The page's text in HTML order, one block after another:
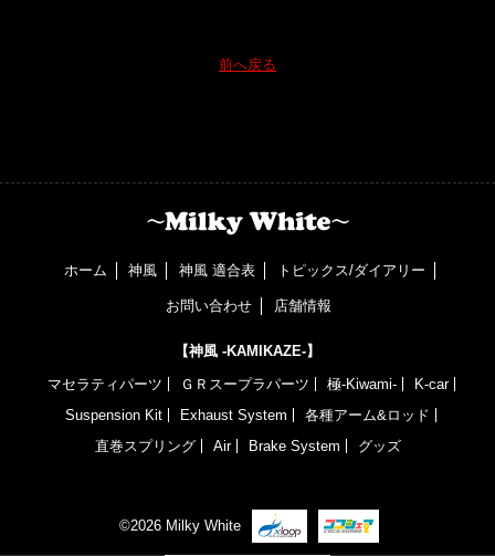
前へ戻る
ホーム 神風 神風 適合表 トピックス/ダイアリー
お問い合わせ 店舗情報
【神風 -KAMIKAZE-】
マセラティパーツ
ＧＲスープラパーツ 極-Kiwami-
K-car
Suspension Kit
Exhaust System
各種アーム&ロッド
直巻スプリング
Air Brake System グッズ
©2026 Milky White